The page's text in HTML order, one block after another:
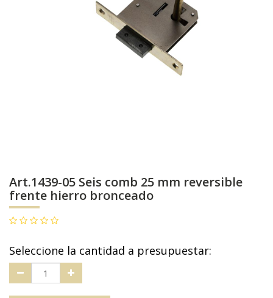
Art.1439-05 Seis comb 25 mm reversible
frente hierro bronceado
Seleccione la cantidad a presupuestar: